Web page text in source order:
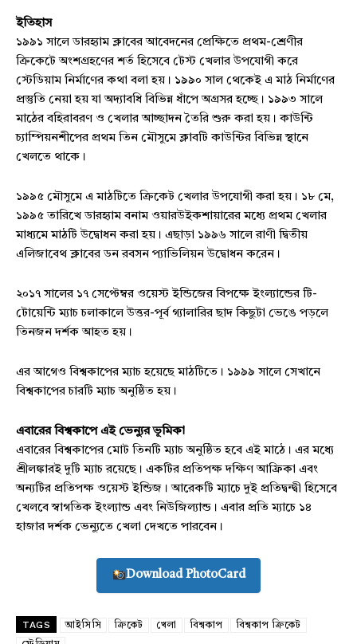
ইতিহাস
১৯৯১ সালে ডারহ্যাম ক্লাবের আবেদনের প্রেক্ষিতে প্রথম-শ্রেণীর
ক্রিকেটে অংশগ্রহণের শর্ত হিসেবে টেস্ট খেলার উপযোগী করে
স্টেডিয়াম নির্মাণের কথা বলা হয়। ১৯৯০ সাল থেকেই এ মাঠ নির্মাণের
প্রস্তুতি নেয়া হয় যা অদ্যাবধি বিভিন্ন ধাঁপে অগ্রসর হচ্ছে। ১৯৯৩ সালে
মাঠের বহিরাবরণ ও খেলার আচ্ছাদন তৈরি শুরু করা হয়। কাউন্টি
চ্যাম্পিয়নশীপের প্রথম তিন মৌসুমে ক্লাবটি কাউন্টির বিভিন্ন স্থানে
খেলতে থাকে।
১৯৯৫ মৌসুমে এ মাঠটিতে ক্রিকেট খেলার উপযোগী করা হয়। ১৮ মে,
১৯৯৫ তারিখে ডারহ্যাম বনাম ওয়ারউইকশায়ারের মধ্যে প্রথম খেলার
মাধ্যমে মাঠটি উদ্বোধন করা হয়। এছাড়া ১৯৯৬ সালে রাণী দ্বিতীয়
এলিজাবেথ ক্লাবের ডন রবসন প্যাভিলিয়ন উদ্বোধন করেন।
২০১৭ সালের ১৭ সেপ্টেম্বর ওয়েস্ট ইন্ডিজের বিপক্ষে ইংল্যান্ডের টি-
টোয়েন্টি ম্যাচ চলাকালে উত্তর-পূর্ব গ্যালারির ছাদ কিছুটা ভেঙে পড়লে
তিনজন দর্শক আহত হয়।
এর আগেও বিশ্বকাপের ম্যাচ হয়েছে মাঠটিতে। ১৯৯৯ সালে সেখানে
বিশ্বকাপের চারটি ম্যাচ অনুষ্ঠিত হয়।
এবারের বিশ্বকাপে এই ভেন্যুর ভূমিকা
এবারের বিশ্বকাপের মোট তিনটি ম্যাচ অনুষ্ঠিত হবে এই মাঠে। এর মধ্যে
শ্রীলঙ্কারই দুটি ম্যাচ রয়েছে। একটির প্রতিপক্ষ দক্ষিণ আফ্রিকা এবং
অন্যটির প্রতিপক্ষ ওয়েস্ট ইন্ডিজ। আরেকটি ম্যাচে দুই প্রতিদ্বন্দ্বী হিসেবে
খেলবে স্বাগতিক ইংল্যান্ড এবং নিউজিল্যান্ড। এবার প্রতি ম্যাচে ১৪
হাজার দর্শক ভেন্যুতে খেলা দেখতে পারবেন।
Download PhotoCard
TAGS আইসিসি ক্রিকেট খেলা বিশ্বকাপ
বিশ্বকাপ ক্রিকেট